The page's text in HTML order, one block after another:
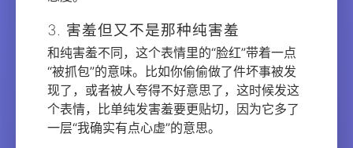
3. 害羞但又不是那种纯害羞
和纯害羞不同，这个表情里的“脸红”带着一点
“被抓包”的意味。比如你偷偷做了件坏事被发
现了，或者被人夸得不好意思了，这时候发这
个表情，比单纯发害羞要更贴切，因为它多了
一层“我确实有点心虚”的意思。